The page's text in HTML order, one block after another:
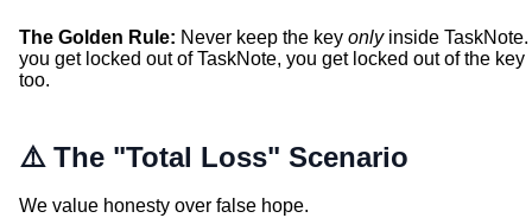
The Golden Rule: Never keep the key onlyinside TaskNote.
you get locked out of TaskNote, you get locked out of the key
too.
⚠️ The "Total Loss" Scenario
We value honesty over false hope.